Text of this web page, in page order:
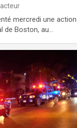
mercredi une
de Boston, au…